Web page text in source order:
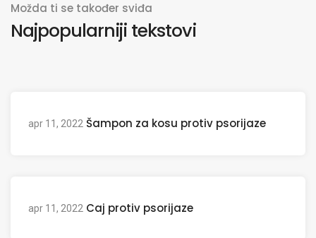
Možda ti se također sviđa
Najpopularniji tekstovi
apr 11, 2022 Šampon za kosu protiv psorijaze
apr 11, 2022 Caj protiv psorijaze